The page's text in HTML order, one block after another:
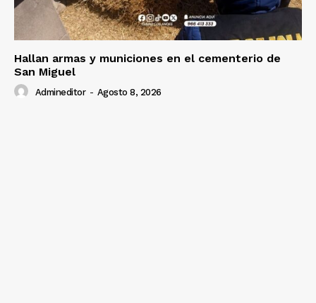
Hallan armas y municiones en el cementerio de
San Miguel
Admineditor - Agosto 8, 2026